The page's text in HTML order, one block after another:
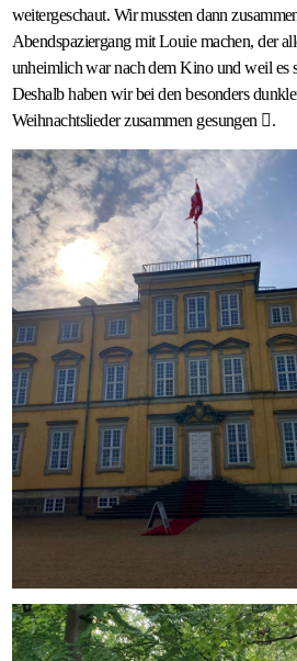
weitergeschaut. Wir mussten dann
Abendspaziergang mit Louie machen, der
unheimlich war nach dem Kino und weil es
Deshalb haben wir bei den besonders
Weihnachtslieder zusammen gesungen .